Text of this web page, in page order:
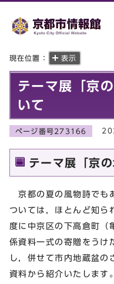
現在位置： 表示
テーマ展「京
いて
ページ番号273166
テーマ展「京の
京都の夏の風物詩でも
ついては，ほとんど知ら
度に中京区の下高倉町（
係資料一式の寄贈をうけ
し，併せて市内地蔵盆の
資料から紹介いたします